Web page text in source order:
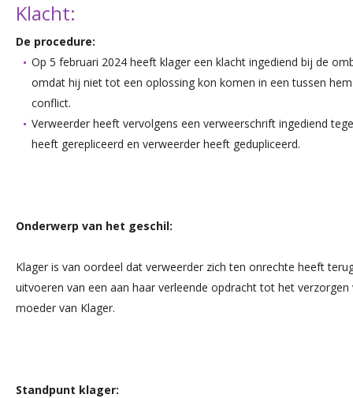
Klacht:
De procedure:
Op 5 februari 2024 heeft klager een klacht ingediend bij de
omdat hij niet tot een oplossing kon komen in een tussen
conflict.
Verweerder heeft vervolgens een verweerschrift ingediend
heeft gerepliceerd en verweerder heeft gedupliceerd.
Onderwerp van het geschil:
Klager is van oordeel dat verweerder zich ten onrechte heeft
uitvoeren van een aan haar verleende opdracht tot het
moeder van Klager.
Standpunt klager: